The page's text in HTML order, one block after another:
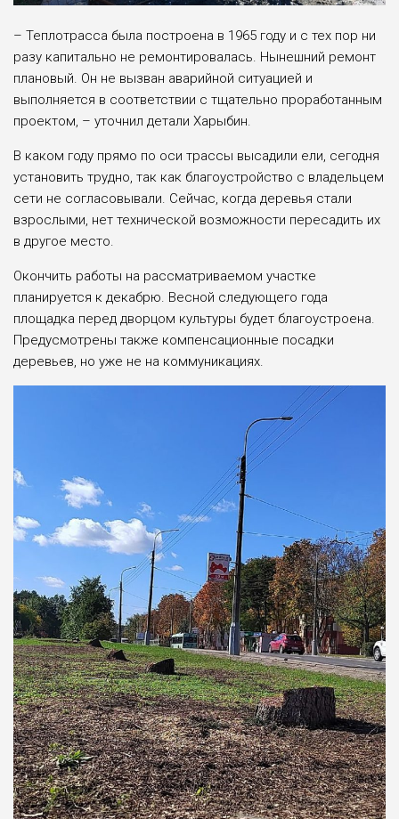
– Теплотрасса была построена в 1965 году и с тех пор ни
разу капитально не ремонтировалась. Нынешний ремонт
плановый. Он не вызван аварийной ситуацией и
выполняется в соответствии с тщательно проработанным
проектом, – уточнил детали Харыбин.
В каком году прямо по оси трассы высадили ели, сегодня
установить трудно, так как благоустройство с владельцем
сети не согласовывали. Сейчас, когда деревья стали
взрослыми, нет технической возможности пересадить их
в другое место.
Окончить работы на рассматриваемом участке
планируется к декабрю. Весной следующего года
площадка перед дворцом культуры будет благоустроена.
Предусмотрены также компенсационные посадки
деревьев, но уже не на коммуникациях.